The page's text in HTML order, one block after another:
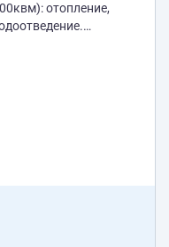
отопление,
проект).
работ,